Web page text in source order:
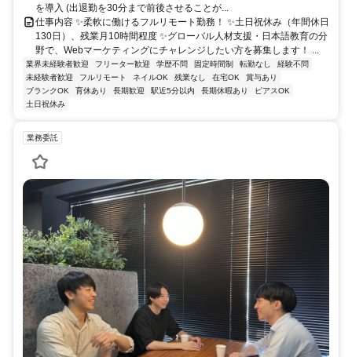
を導入 (出退勤を30分まで前後させることが...
仕事内容 ✨柔軟に働けるフルリモート勤務！ ✨土日祝休み（年間休日
130日）、残業月10時間程度 ✨グローバル人材支援・日本語教育の分
野で、Webマーケティングにチャレンジしたい方を募集します！ ...
業界未経験者歓迎 フリーター歓迎 学歴不問 固定時間制 転勤なし
経験不問
未経験者歓迎
フルリモート ネイルOK 残業なし 在宅OK
賞与あり
ブランクOK
育休あり 長期歓迎 駅近5分以内 長期休暇あり
ピアスOK
土日祝休み
業務委託